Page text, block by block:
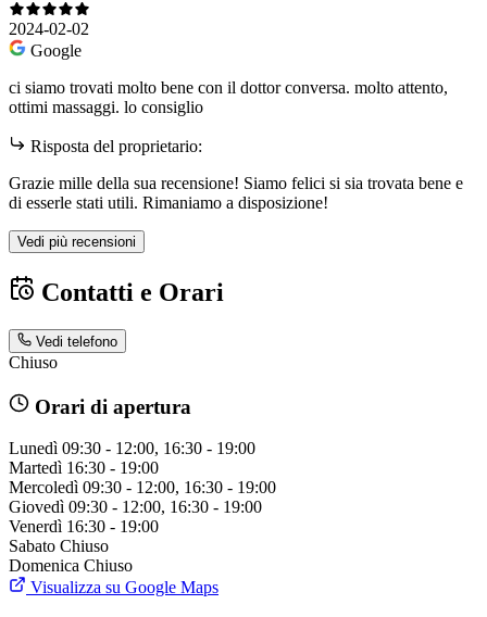
2024-02-02
Google
ci siamo trovati molto bene con il dottor conversa. molto attento,
ottimi massaggi. lo consiglio
Risposta del proprietario:
Grazie mille della sua recensione! Siamo felici si sia trovata bene e
di esserle stati utili. Rimaniamo a disposizione!
Vedi più recensioni
Contatti e Orari
Vedi telefono
Chiuso
Orari di apertura
Lunedì 09:30 - 12:00, 16:30 - 19:00
Martedì 16:30 - 19:00
Mercoledì 09:30 - 12:00, 16:30 - 19:00
Giovedì 09:30 - 12:00, 16:30 - 19:00
Venerdì 16:30 - 19:00
Sabato Chiuso
Domenica Chiuso
Visualizza su Google Maps